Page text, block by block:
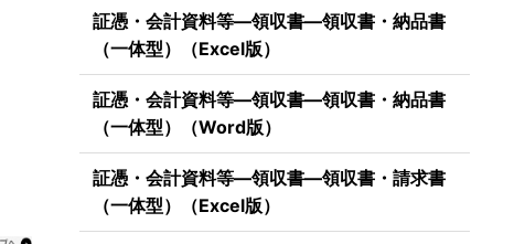
証憑・会計資料等―領収書―領収書・納品書
（一体型）（Excel版）
証憑・会計資料等―領収書―領収書・納品書
（一体型）（Word版）
証憑・会計資料等―領収書―領収書・請求書
（一体型）（Excel版）